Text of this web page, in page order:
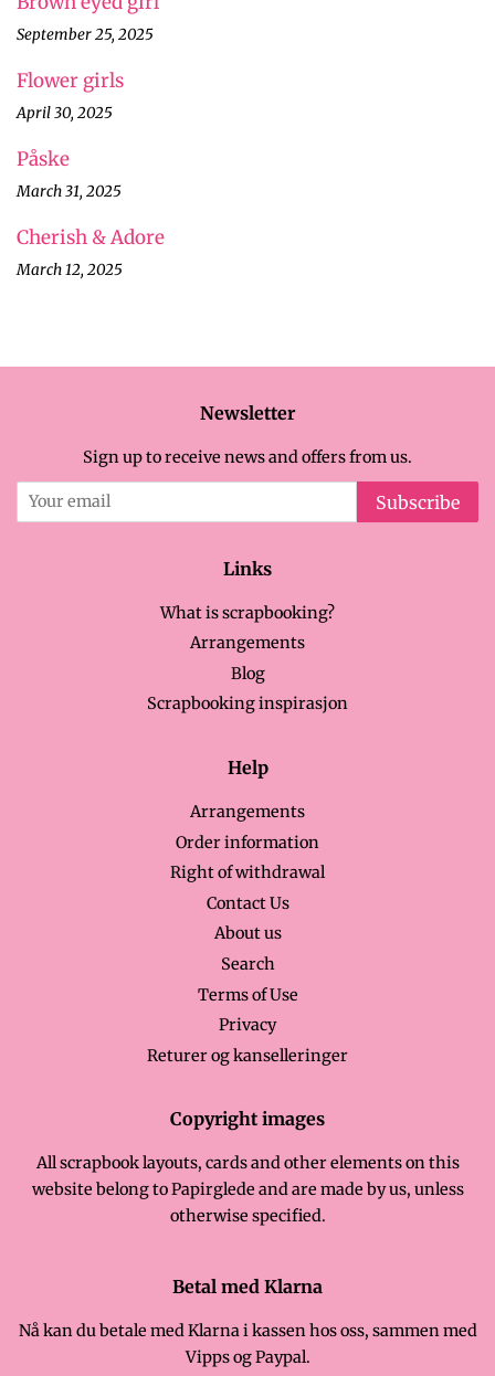
September 25, 2025
Flower girls
April 30, 2025
Påske
March 31, 2025
Cherish & Adore
March 12, 2025
Newsletter
Sign up to receive news and offers from us.
Subscribe
Links
What is scrapbooking?
Arrangements
Blog
Scrapbooking inspirasjon
Help
Arrangements
Order information
Right of withdrawal
Contact Us
About us
Search
Terms of Use
Privacy
Returer og kanselleringer
Copyright images
All scrapbook layouts, cards and other elements on this
website belong to Papirglede and are made by us, unless
otherwise specified.
Betal med Klarna
Nå kan du betale med Klarna i kassen hos oss, sammen med
Vipps og Paypal.